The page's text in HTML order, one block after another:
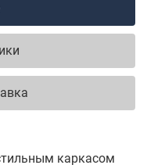
каркасом